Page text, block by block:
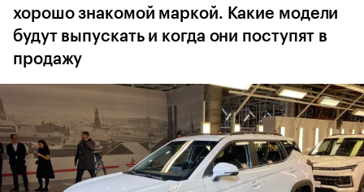
хорошо знакомой маркой. Какие модели
будут выпускать и когда они поступят в
продажу